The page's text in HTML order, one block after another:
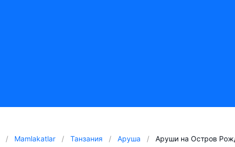
Mamlakatlar Танзания Аруша Аруши на Остров